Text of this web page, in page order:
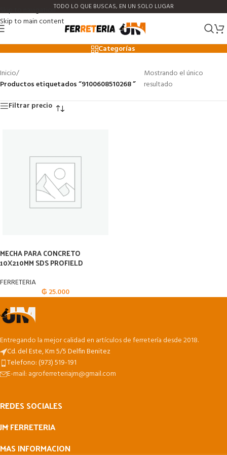
Skip to navigation
Skip to main content
TODO LO QUE BUSCAS, EN UN SOLO LUGAR
9100608510268
Categorías
Inicio/
Productos etiquetados “9100608510268 ”
Mostrando el único
resultado
Filtrar precio
MECHA PARA CONCRETO
10X210MM SDS PROFIELD
FERRETERIA
₲ 25.000
Entregando la mejor calidad en artículos de ferretería desde 2018.
Cd. del Este, Km 5/5 Delfin Benitez
Telefono: (973) 519-191
E-mail: agroferreteriajm@gmail.com
REDES SOCIALES
JM FERRETERIA
MAS INFORMACION